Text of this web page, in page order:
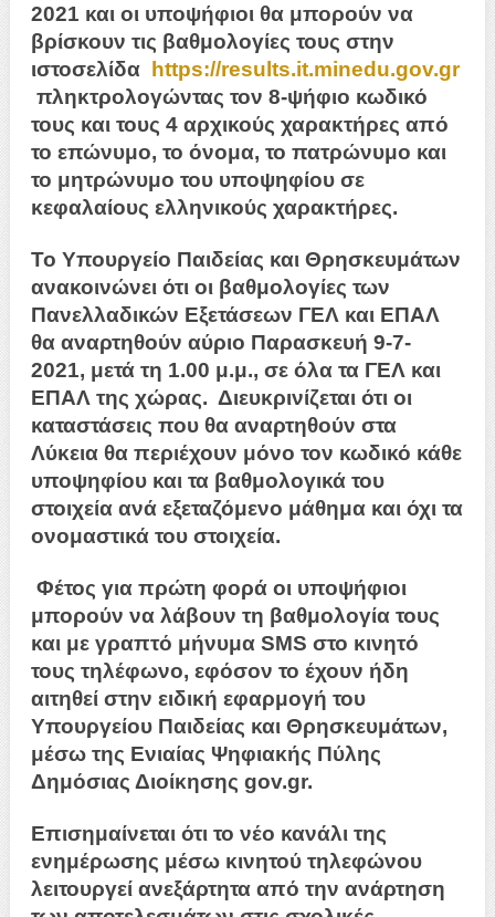
2021 και οι υποψήφιοι θα μπορούν να
βρίσκουν τις βαθμολογίες τους στην
ιστοσελίδα https://results.it.minedu.gov.gr
πληκτρολογώντας τον 8-ψήφιο κωδικό
τους και τους 4 αρχικούς χαρακτήρες από
το επώνυμο, το όνομα, το πατρώνυμο και
το μητρώνυμο του υποψηφίου σε
κεφαλαίους ελληνικούς χαρακτήρες.
Το Υπουργείο Παιδείας και Θρησκευμάτων
ανακοινώνει ότι οι βαθμολογίες των
Πανελλαδικών Εξετάσεων ΓΕΛ και ΕΠΑΛ
θα αναρτηθούν αύριο Παρασκευή 9-7-
2021, μετά τη 1.00 μ.μ., σε όλα τα ΓΕΛ και
ΕΠΑΛ της χώρας. Διευκρινίζεται ότι οι
καταστάσεις που θα αναρτηθούν στα
Λύκεια θα περιέχουν μόνο τον κωδικό κάθε
υποψηφίου και τα βαθμολογικά του
στοιχεία ανά εξεταζόμενο μάθημα και όχι τα
ονομαστικά του στοιχεία.
Φέτος για πρώτη φορά οι υποψήφιοι
μπορούν να λάβουν τη βαθμολογία τους
και με γραπτό μήνυμα SMS στο κινητό
τους τηλέφωνο, εφόσον το έχουν ήδη
αιτηθεί στην ειδική εφαρμογή του
Υπουργείου Παιδείας και Θρησκευμάτων,
μέσω της Ενιαίας Ψηφιακής Πύλης
Δημόσιας Διοίκησης gov.gr.
Επισημαίνεται ότι το νέο κανάλι της
ενημέρωσης μέσω κινητού τηλεφώνου
λειτουργεί ανεξάρτητα από την ανάρτηση